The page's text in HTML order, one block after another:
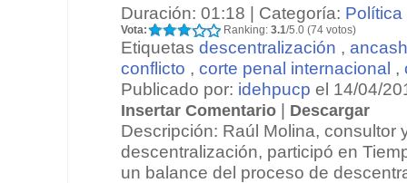
Duración: 01:18 | Categoría: Política
Vota: Ranking: 3.1/5.0 (74 votos)
Etiquetas descentralización , ancash
conflicto , corte penal internacional ,
Publicado por: idehpucp el 14/04/
Insertar Comentario | Descargar
Descripción: Raúl Molina, consultor
descentralización, participó en
un balance del proceso de